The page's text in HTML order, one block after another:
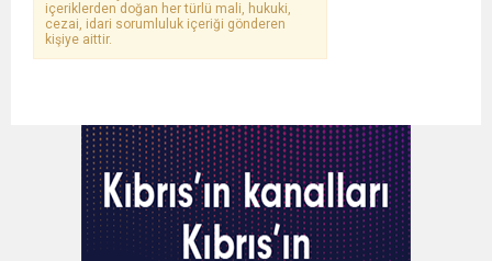
içeriklerden doğan her türlü mali, hukuki,
cezai, idari sorumluluk içeriği gönderen
kişiye aittir.